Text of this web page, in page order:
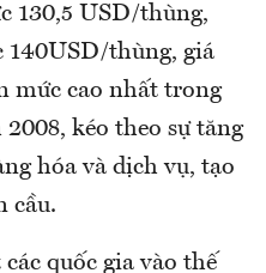
130,5 USD/thùng,
140USD/thùng, giá
mức cao nhất trong
kéo theo sự tăng
hóa và dịch vụ, tạo
cầu.
các quốc gia vào thế